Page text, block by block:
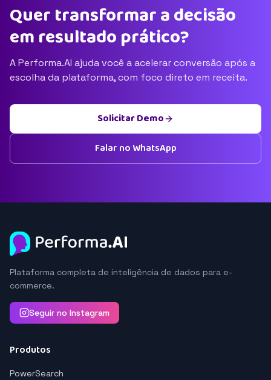
Quer transformar a decisão
em resultado prático?
A Performa.AI ajuda você a acelerar conversão após a
escolha da plataforma, com foco direto em receita.
Solicitar Demo
Falar no WhatsApp
Plataforma completa de inteligência de dados para e-
commerce.
Seguir no Instagram
Produtos
PowerSearch